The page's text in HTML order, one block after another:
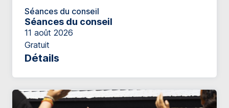
Séances du conseil
Séances du conseil
11 août 2026
Gratuit
Détails